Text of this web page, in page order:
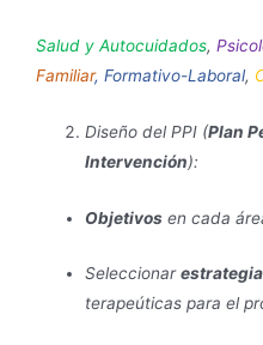
Salud y Autocuidados,
Familiar, Formativo-Laboral,
Diseño del PPI (Plan
Intervención):
Objetivos en cada
Seleccionar
terapeúticas para el